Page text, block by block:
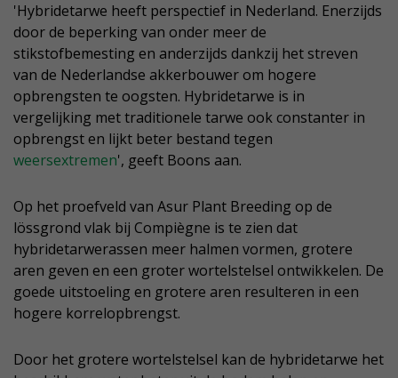
'Hybridetarwe heeft perspectief in Nederland. Enerzijds
door de beperking van onder meer de
stikstofbemesting en anderzijds dankzij het streven
van de Nederlandse akkerbouwer om hogere
opbrengsten te oogsten. Hybridetarwe is in
vergelijking met traditionele tarwe ook constanter in
opbrengst en lijkt beter bestand tegen
weersextremen', geeft Boons aan.
Op het proefveld van Asur Plant Breeding op de
lössgrond vlak bij Compiègne is te zien dat
hybridetarwerassen meer halmen vormen, grotere
aren geven en een groter wortelstelsel ontwikkelen. De
goede uitstoeling en grotere aren resulteren in een
hogere korrelopbrengst.
Door het grotere wortelstelsel kan de hybridetarwe het